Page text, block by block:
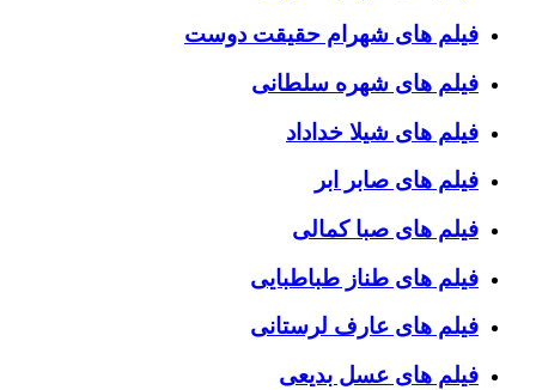
فیلم های شهرام حقیقت دوست
فیلم های شهره سلطانی
فیلم های شیلا خداداد
فیلم های صابر ابر
فیلم های صبا کمالی
فیلم های طناز طباطبایی
فیلم های عارف لرستانی
فیلم های عسل بدیعی